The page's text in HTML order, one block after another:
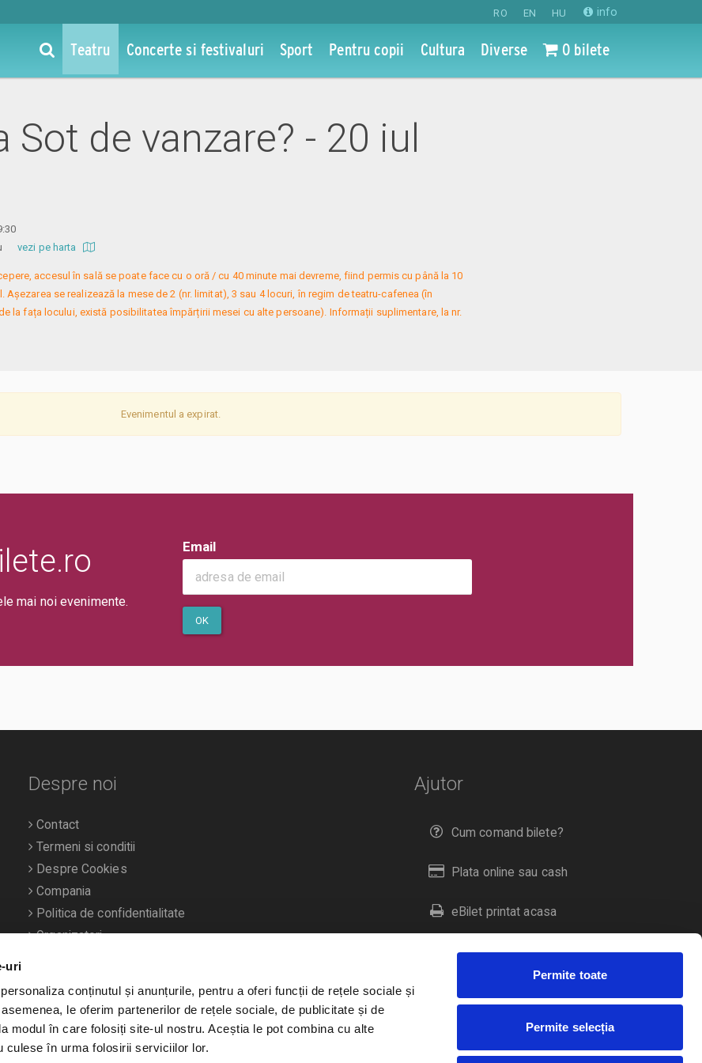
uri
conținutul și anunțurile, pentru a oferi funcții de rețele sociale și
le oferim partenerilor de rețele sociale, de publicitate și de
modul în care folosiți site-ul nostru. Aceștia le pot combina cu alte
culese în urma folosirii serviciilor lor.
Permite toate
Permite selecția
RO EN HU info
Teatru Concerte si festivaluri Sport Pentru copii Cultura Diverse 0 bilete
Sot de vanzare? - 20 iul
vezi pe harta
accesul în sală se poate face cu o oră / cu 40 minute mai devreme, fiind permis cu până la 10
se realizează la mese de 2 (nr. limitat), 3 sau 4 locuri, în regim de teatru-cafenea (în
la fața locului, există posibilitatea împărțirii mesei cu alte persoane). Informații suplimentare, la nr.
Evenimentul a expirat.
mai noi evenimente.
Email
OK
Ajutor
Cum comand bilete?
Plata online sau cash
eBilet printat acasa
Livrare prin curier
Duplicare bilete
Despre noi
Contact
Termeni si conditii
Despre Cookies
Compania
Politica de confidentialitate
Organizatori